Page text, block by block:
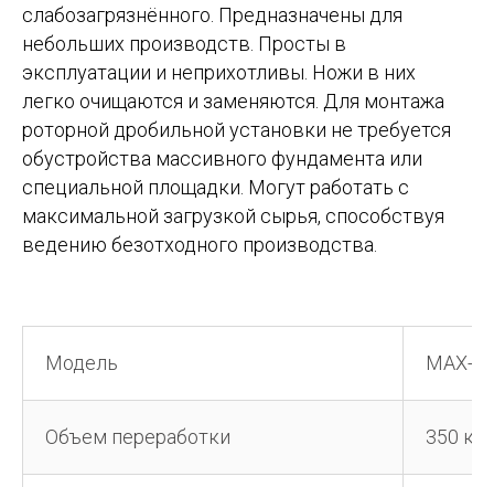
слабозагрязнённого. Предназначены для
небольших производств. Просты в
эксплуатации и неприхотливы. Ножи в них
легко очищаются и заменяются. Для монтажа
роторной дробильной установки не требуется
обустройства массивного фундамента или
специальной площадки. Могут работать с
максимальной загрузкой сырья, способствуя
ведению безотходного производства.
Модель MAX-
Объем переработки 350 кг.